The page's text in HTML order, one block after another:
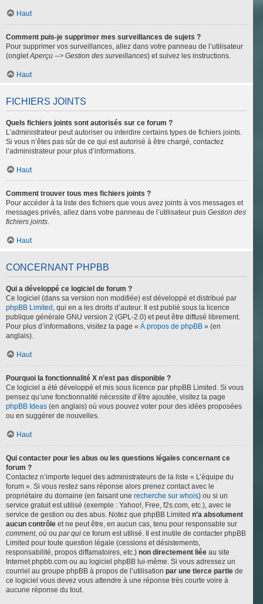
Haut
Comment puis-je supprimer mes surveillances de sujets ?
Pour supprimer vos surveillances, allez dans votre panneau de l’utilisateur
(ongletAperçu --> Gestion des surveillances) et suivez les instructions.
Haut
FICHIERS JOINTS
Quels fichiers joints sont autorisés sur ce forum ?
L’administrateur peut autoriser ou interdire certains types de fichiers joints.
Si vous n’êtes pas sûr de ce qui est autorisé à être chargé, contactez
l’administrateur pour plus d’informations.
Haut
Comment trouver tous mes fichiers joints ?
Pour accéder à la liste des fichiers que vous avez joints à vos messages et
messages privés, allez dans votre panneau de l’utilisateur puis Gestion des
fichiers joints.
Haut
CONCERNANT PHPBB
Qui a développé ce logiciel de forum ?
Ce logiciel (dans sa version non modifiée) est développé et distribué par
phpBB Limited , qui en a les droits d’auteur. Il est publié sous la licence
publique générale GNU version 2 (GPL-2.0) et peut être diffusé librement.
Pour plus d’informations, visitez la page « À propos de phpBB » (en
anglais).
Haut
Pourquoi la fonctionnalité X n’est pas disponible ?
Ce logiciel a été développé et mis sous licence par phpBB Limited. Si vous
pensez qu’une fonctionnalité nécessite d’être ajoutée, visitez la page
phpBB Ideas (en anglais) où vous pouvez voter pour des idées proposées
ou en suggérer de nouvelles.
Haut
Qui contacter pour les abus ou les questions légales concernant ce
forum ?
Contactez n’importe lequel des administrateurs de la liste « L’équipe du
forum ». Si vous restez sans réponse alors prenez contact avec le
propriétaire du domaine (en faisant une recherche sur whois) ou si un
service gratuit est utilisé (exemple : Yahoo!, Free, f2s.com, etc.), avec le
service de gestion ou des abus. Notez que phpBB Limited n’a absolument
aucun contrôle et ne peut être, en aucun cas, tenu pour responsable sur
comment, où ou par qui ce forum est utilisé. Il est inutile de contacter phpBB
Limited pour toute question légale (cessions et désistements,
responsabilité, propos diffamatoires, etc.) non directement liée au site
Internet phpbb.com ou au logiciel phpBB lui-même. Si vous adressez un
courriel au groupe phpBB à propos de l’utilisation par une tierce partie de
ce logiciel vous devez vous attendre à une réponse très courte voire à
aucune réponse du tout.